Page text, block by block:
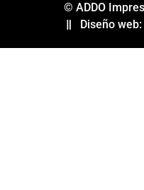
© ADDO
Diseño web: